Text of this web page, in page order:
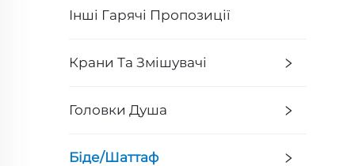
Інші Гарячі Пропозиції
Крани Та Змішувачі
Головки Душа
Біде/Шаттаф